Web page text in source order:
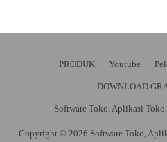
PRODUK Youtube
DOWNLOAD
Software Toko, Aplikasi
Copyright © 2026 Software Toko,